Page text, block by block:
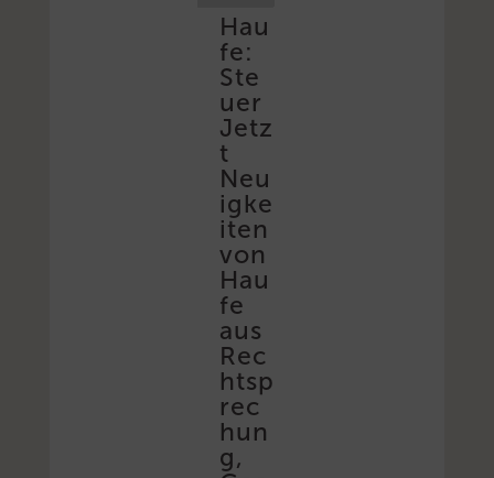
Hau
fe:
Ste
uer
Jetz
t
Neu
igke
iten
von
Hau
fe
aus
Rec
htsp
rec
hun
g,